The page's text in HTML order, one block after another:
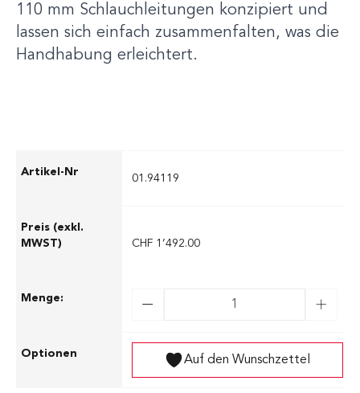
110 mm Schlauchleitungen konzipiert und
lassen sich einfach zusammenfalten, was die
Handhabung erleichtert.
01.94119
CHF 1’492.00
Auf den Wunschzettel